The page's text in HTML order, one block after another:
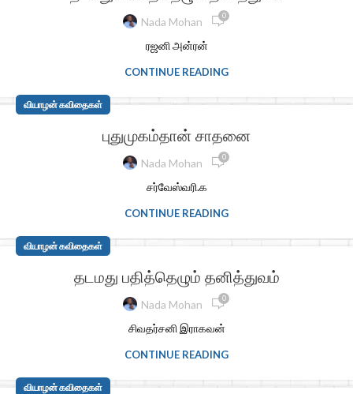
Nada Mohan 0
ரஜனி அன்ரன்
CONTINUE READING
வியாழன் கவிதைகள்
புதுமுகம்தான் சாதனை
Nada Mohan 0
சர்வேஸ்வரி.க
CONTINUE READING
வியாழன் கவிதைகள்
தடமது பதித்தெழும் தனித்துவம்
Nada Mohan 0
சிவதர்சனி இராகவன்
CONTINUE READING
வியாழன் கவிதைகள்